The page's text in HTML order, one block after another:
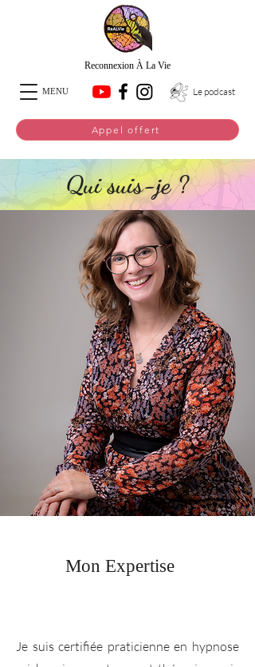
Reconnexion À La Vie
MENU Le podcast
Appel offert
Qui suis-je ?
Mon Expertise
Je suis certifiée praticienne en hypnose